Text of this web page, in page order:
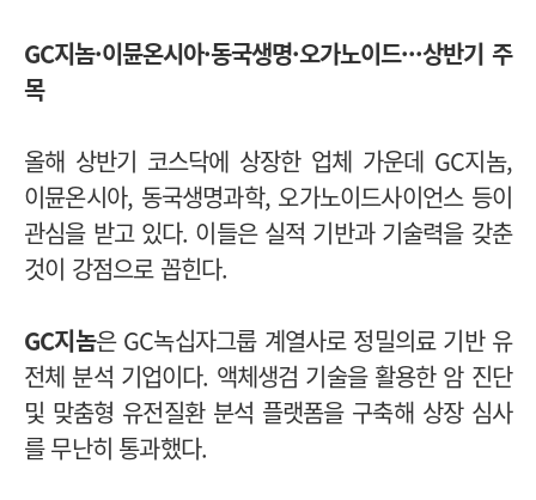
GC지놈·이뮨온시아·동국생명·오가노이드···상반기 주
목
올해 상반기 코스닥에 상장한 업체 가운데 GC지놈,
이뮨온시아, 동국생명과학, 오가노이드사이언스 등이
관심을 받고 있다. 이들은 실적 기반과 기술력을 갖춘
것이 강점으로 꼽힌다.
GC지놈은 GC녹십자그룹 계열사로 정밀의료 기반 유
전체 분석 기업이다. 액체생검 기술을 활용한 암 진단
및 맞춤형 유전질환 분석 플랫폼을 구축해 상장 심사
를 무난히 통과했다.